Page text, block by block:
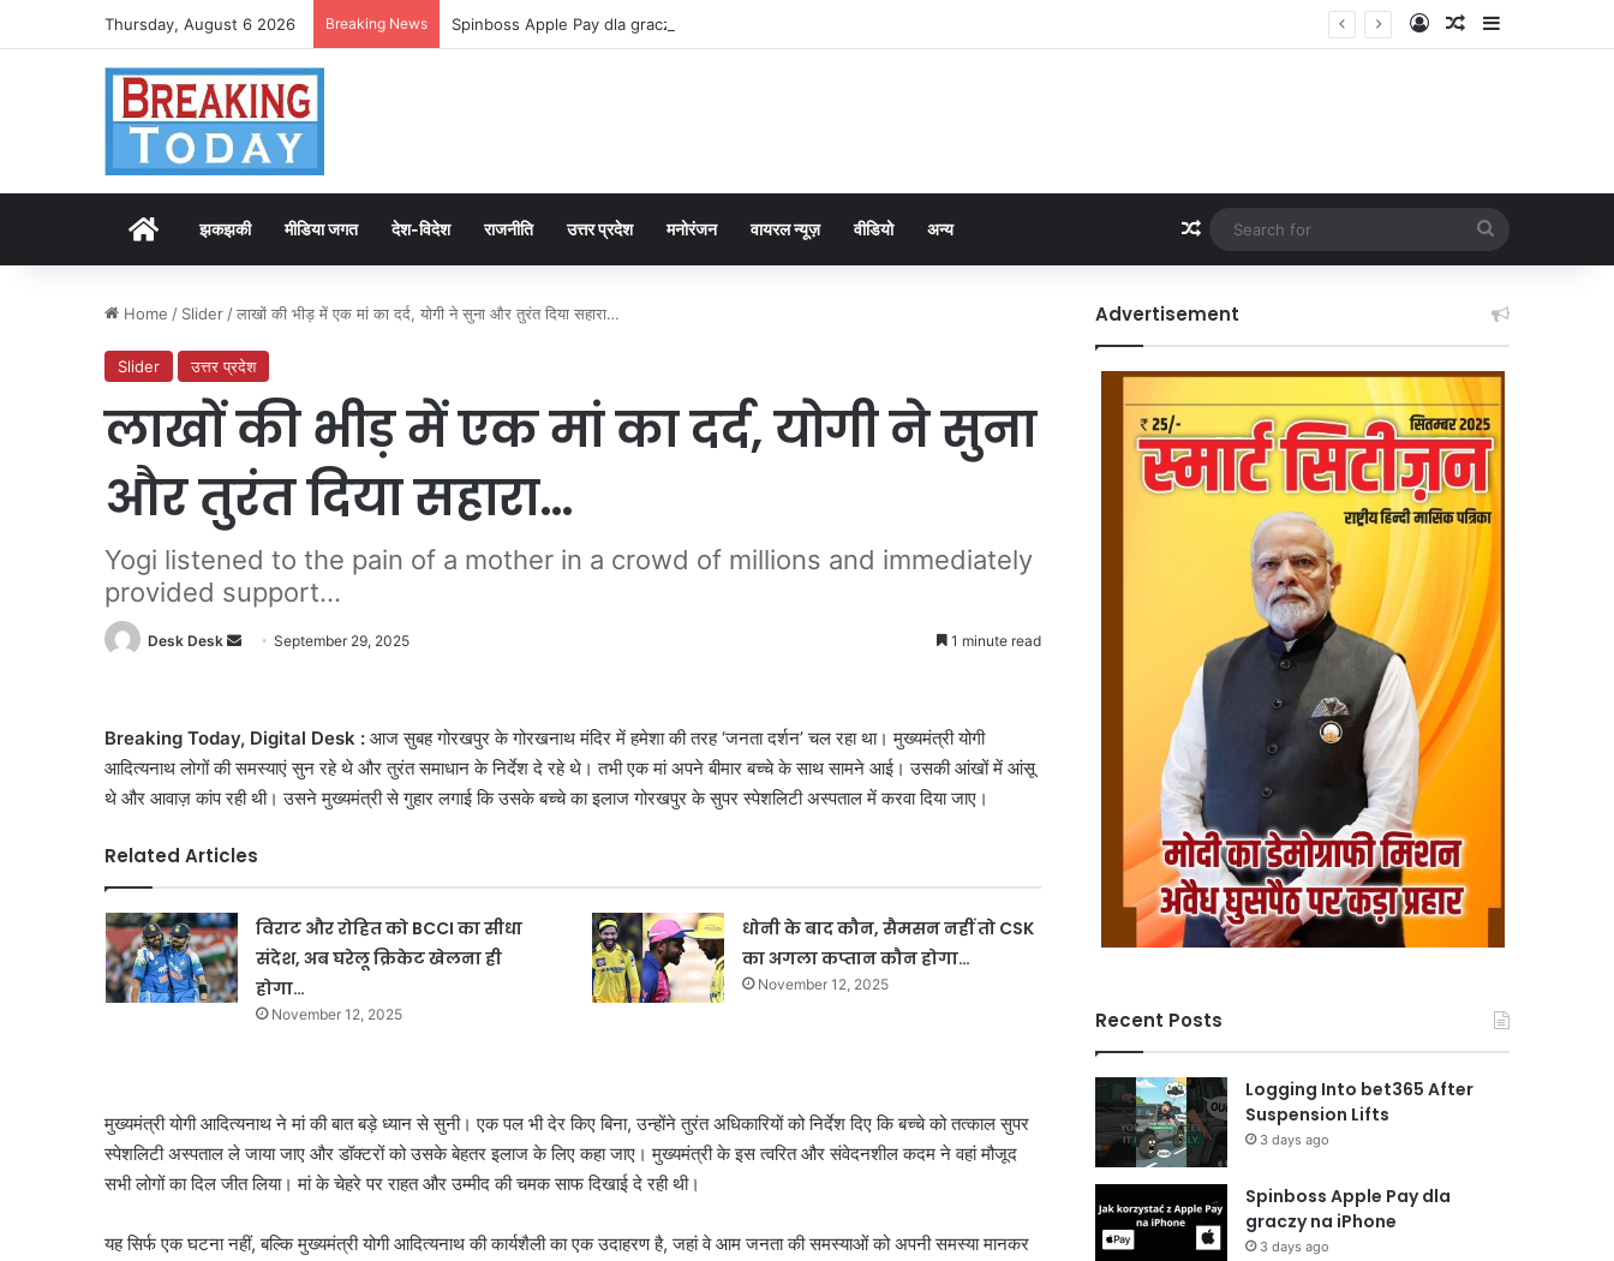
Thursday, August 6 2026 Breaking News Spinboss Apple Pay dla graczy na iPhone Log InRandom Article
Sidebar
Homeझकझकी मीडिया जगत देश-विदेश राजनीति उत्तर प्रदेश मनोरंजन वायरल न्यूज़ वीडियो अन्य Random Article
for
Home / Slider /लाखों की भीड़ में एक मां का दर्द, योगी ने सुना और तुरंत दिया सहारा…
Slider उत्तर प्रदेश
लाखों की भीड़ में एक मां का दर्द, योगी ने सुना
और तुरंत दिया सहारा…
Yogi listened to the pain of a mother in a crowd of millions and immediately
provided support...
Desk Desk
Send September 29, 2025 1 minute read
Breaking Today, Digital Desk : आज सुबह गोरखपुर के गोरखनाथ मंदिर में हमेशा की तरह ‘जनता दर्शन’ चल रहा था। मुख्यमंत्री योगी
आदित्यनाथ लोगों की समस्याएं सुन रहे थे और तुरंत समाधान के निर्देश दे रहे थे। तभी एक मां अपने बीमार बच्चे के साथ सामने आई। उसकी आंखों में आंसू
थे और आवाज़ कांप रही थी। उसने मुख्यमंत्री से गुहार लगाई कि उसके बच्चे का इलाज गोरखपुर के सुपर स्पेशलिटी अस्पताल में करवा दिया जाए।
Related Articles
विराट और रोहित को BCCI का सीधा
संदेश, अब घरेलू क्रिकेट खेलना ही
होगा…
November 12, 2025
धोनी के बाद कौन, सैमसन नहीं तो CSK
का अगला कप्तान कौन होगा…
November 12, 2025
मुख्यमंत्री योगी आदित्यनाथ ने मां की बात बड़े ध्यान से सुनी। एक पल भी देर किए बिना, उन्होंने तुरंत अधिकारियों को निर्देश दिए कि बच्चे को तत्काल सुपर
स्पेशलिटी अस्पताल ले जाया जाए और डॉक्टरों को उसके बेहतर इलाज के लिए कहा जाए। मुख्यमंत्री के इस त्वरित और संवेदनशील कदम ने वहां मौजूद
सभी लोगों का दिल जीत लिया। मां के चेहरे पर राहत और उम्मीद की चमक साफ दिखाई दे रही थी।
यह सिर्फ एक घटना नहीं, बल्कि मुख्यमंत्री योगी आदित्यनाथ की कार्यशैली का एक उदाहरण है, जहां वे आम जनता की समस्याओं को अपनी समस्या मानकर
Advertisement
Recent Posts
Logging Into bet365 After
Suspension Lifts
3 days ago
Spinboss Apple Pay dla
graczy na iPhone
3 days ago